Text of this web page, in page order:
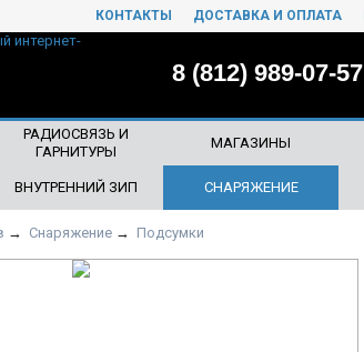
КОНТАКТЫ ДОСТАВКА И ОПЛАТА
8 (812) 989-07-57
РАДИОСВЯЗЬ И
ГАРНИТУРЫ
МАГАЗИНЫ
ВНУТРЕННИЙ ЗИП СНАРЯЖЕНИЕ
→ Снаряжение → Подсумки